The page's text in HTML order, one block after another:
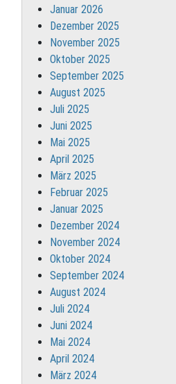
Januar 2026
Dezember 2025
November 2025
Oktober 2025
September 2025
August 2025
Juli 2025
Juni 2025
Mai 2025
April 2025
März 2025
Februar 2025
Januar 2025
Dezember 2024
November 2024
Oktober 2024
September 2024
August 2024
Juli 2024
Juni 2024
Mai 2024
April 2024
März 2024